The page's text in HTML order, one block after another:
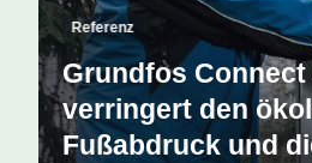
Referenz
Grundfos
verringert den
Fußabdruck und